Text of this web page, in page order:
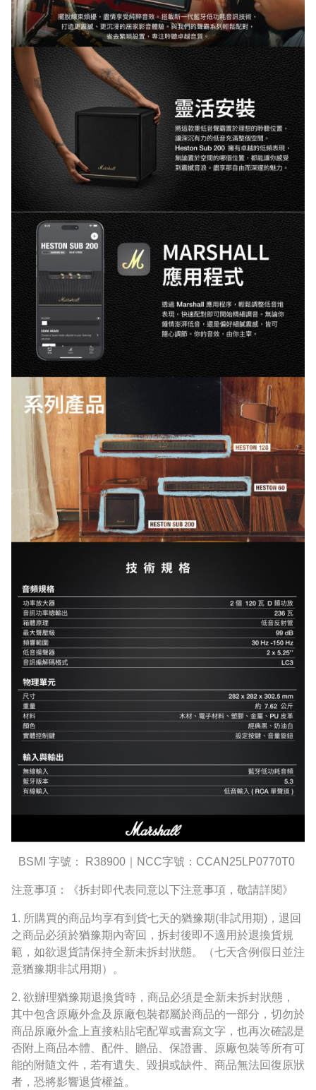
BSMI 字號： R38900 NCC字號： CCAN25LP0770T0
注意事項：《拆封即代表同意以下注意事項，敬請詳閱》
1. 所購買的商品均享有到貨七天的猶豫期(非試用期) ，退回
之商品必須於猶豫期內寄回，拆封後即不適用於退換貨規
範，如欲退貨請保持全新未拆封狀態。（七天含例假日並注
意猶豫期非試用期）。
2. 欲辦理猶豫期退換貨時，商品必須是全新未拆封狀態，
其中包含原廠外盒及原廠包裝都屬於商品的一部分，切勿於
商品原廠外盒上直接粘貼宅配單或書寫文字，也再次確認是
否附上商品本體、配件、贈品、保證書、原廠包裝等所有可
能的附隨文件，若有遺失、毀損或缺件、商品無法回復原狀
者，恐將影響退貨權益。